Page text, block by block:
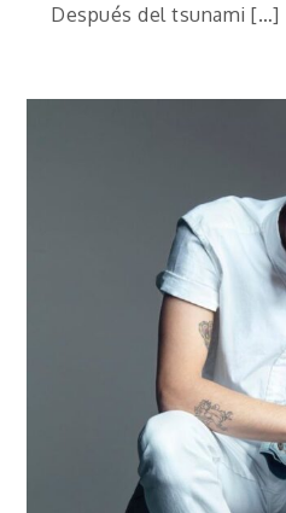
Después del tsunami […]